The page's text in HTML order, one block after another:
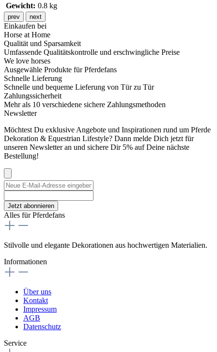
Gewicht: 0.8 kg
prev next
Einkaufen bei
Horse at Home
Qualität und Sparsamkeit
Umfassende Qualitätskontrolle und erschwingliche Preise
We love horses
Ausgewähle Produkte für Pferdefans
Schnelle Lieferung
Schnelle und bequeme Lieferung von Tür zu Tür
Zahlungssicherheit
Mehr als 10 verschiedene sichere Zahlungsmethoden
Newsletter
Möchtest Du exklusive Angebote und Inspirationen rund um Pferde
Dekoration & Equestrian Lifestyle? Dann melde Dich jetzt für
unseren Newsletter an und sichere Dir 5% auf Deine nächste
Bestellung!
Jetzt abonnieren
Alles für Pferdefans
Stilvolle und elegante Dekorationen aus hochwertigen Materialien.
Informationen
Über uns
Kontakt
Impressum
AGB
Datenschutz
Service